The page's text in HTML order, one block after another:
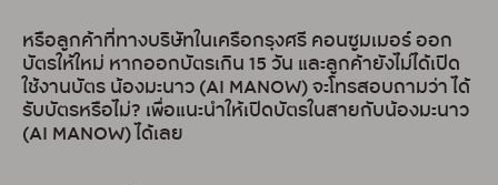
หรือลูกค้าที่ทางบริษัทในเครือกรุงศรี คอนซูมเมอร์ ออก
บัตรให้ใหม่ หากออกบัตรเกิน 15 วัน และลูกค้ายังไม่ได้เปิด
ใช้งานบัตร น้องมะนาว (AI MANOW) จะโทรสอบถามว่า ได้
รับบัตรหรือไม่? เพื่อแนะนำให้เปิดบัตรในสายกับน้องมะนาว
(AI MANOW) ได้เลย